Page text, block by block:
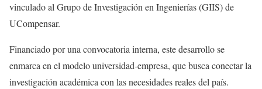
vinculado al Grupo de Investigación en Ingenierías (GIIS) de
UCompensar.
Financiado por una convocatoria interna, este desarrollo se
enmarca en el modelo universidad-empresa, que busca conectar la
investigación académica con las necesidades reales del país.